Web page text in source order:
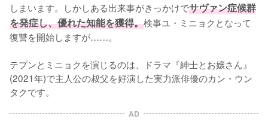
しまいます。しかしある出来事がきっかけでサヴァン症候群
を発症し、優れた知能を獲得。検事ユ・ミニョクとなって
復讐を開始しますが……。
テプンとミニョクを演じるのは、ドラマ『紳士とお嬢さん』
(2021年)で主人公の叔父を好演した実力派俳優のカン・ウン
タクです。
AD